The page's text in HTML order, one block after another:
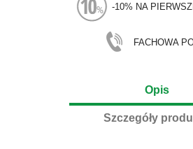
-10% NA
FACHOWA
Opis
Szczegóły